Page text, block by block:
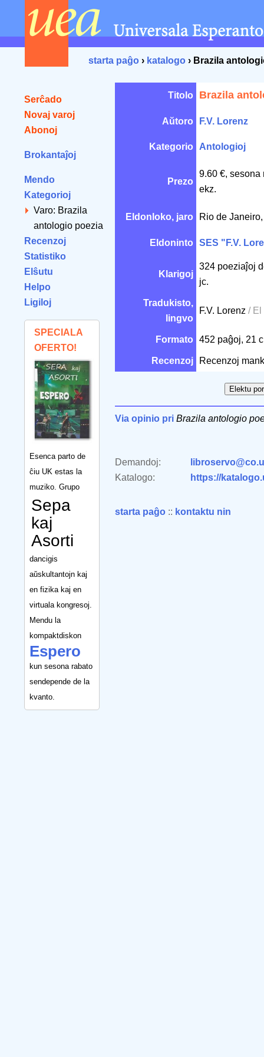
starta paĝo › katalogo › Brazila
Serĉado
Novaj varoj
Abonoj
Brokantaĵoj
Mendo
Kategorioj
Varo: Brazila
antologio poezia
Recenzoj
Statistiko
Elŝutu
Helpo
Ligiloj
SPECIALA
OFERTO!
Esenca parto de
ĉiu UK estas la
muziko. Grupo
Sepa
kaj
Asorti
dancigis
aŭskultantojn kaj
en fizika kaj en
virtuala kongresoj.
Mendu la
kompaktdiskon
Espero
kun sesona rabato
sendepende de la
kvanto.
Titolo Brazila
Aŭtoro F.V. Lorenz
Kategorio Antologioj
Prezo
9.60 €, sesona
ekz.
Eldonloko, jaro Rio de
Eldoninto SES "F.V.
Klarigoj
324 poeziaĵoj
jc.
Tradukisto,
lingvo
F.V. Lorenz / El
Formato 452 paĝoj, 21
Recenzoj Recenzoj
Via opinio pri Brazila antologio
Demandoj:
Katalogo:
https://
starta paĝo :: kontaktu nin